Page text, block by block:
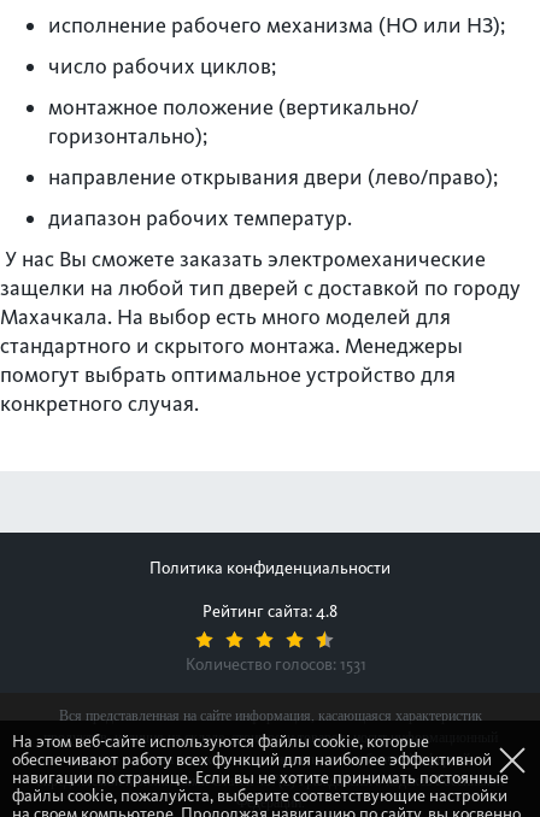
исполнение рабочего механизма (НО или НЗ);
число рабочих циклов;
монтажное положение (вертикально/
горизонтально);
направление открывания двери (лево/право);
диапазон рабочих температур.
У нас Вы сможете заказать электромеханические
защелки на любой тип дверей с доставкой по городу
Махачкала. На выбор есть много моделей для
стандартного и скрытого монтажа. Менеджеры
помогут выбрать оптимальное устройство для
конкретного случая.
Политика конфиденциальности
Рейтинг сайта: 4.8
Количество голосов: 1531
Вся представленная на сайте информация, касающаяся характеристик
продуктов, наличия на складе, стоимости товаров, носит информационный
характер и ни при каких условиях не является публичной офертой,
определяемой положениями Статьи 437(2) Гражданского кодекса Российской
Федерации.
На этом веб-сайте используются файлы cookie, которые
обеспечивают работу всех функций для наиболее эффективной
навигации по странице. Если вы не хотите принимать постоянные
файлы cookie, пожалуйста, выберите соответствующие настройки